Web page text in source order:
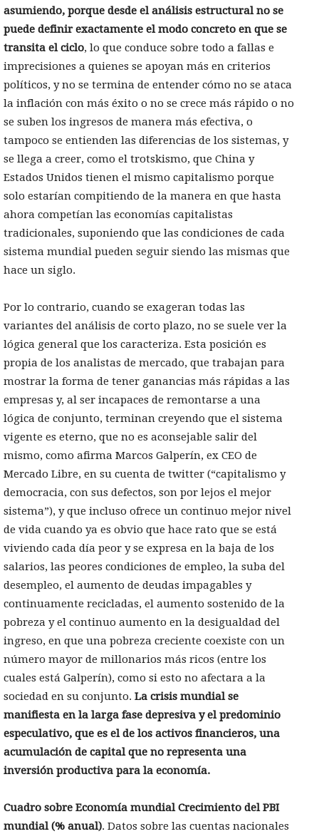
asumiendo, porque desde el análisis estructural no se
puede definir exactamente el modo concreto en que se
transita el ciclo, lo que conduce sobre todo a fallas e
imprecisiones a quienes se apoyan más en criterios
políticos, y no se termina de entender cómo no se ataca
la inflación con más éxito o no se crece más rápido o no
se suben los ingresos de manera más efectiva, o
tampoco se entienden las diferencias de los sistemas, y
se llega a creer, como el trotskismo, que China y
Estados Unidos tienen el mismo capitalismo porque
solo estarían compitiendo de la manera en que hasta
ahora competían las economías capitalistas
tradicionales, suponiendo que las condiciones de cada
sistema mundial pueden seguir siendo las mismas que
hace un siglo.
Por lo contrario, cuando se exageran todas las
variantes del análisis de corto plazo, no se suele ver la
lógica general que los caracteriza. Esta posición es
propia de los analistas de mercado, que trabajan para
mostrar la forma de tener ganancias más rápidas a las
empresas y, al ser incapaces de remontarse a una
lógica de conjunto, terminan creyendo que el sistema
vigente es eterno, que no es aconsejable salir del
mismo, como afirma Marcos Galperín, ex CEO de
Mercado Libre, en su cuenta de twitter (“capitalismo y
democracia, con sus defectos, son por lejos el mejor
sistema”), y que incluso ofrece un continuo mejor nivel
de vida cuando ya es obvio que hace rato que se está
viviendo cada día peor y se expresa en la baja de los
salarios, las peores condiciones de empleo, la suba del
desempleo, el aumento de deudas impagables y
continuamente recicladas, el aumento sostenido de la
pobreza y el continuo aumento en la desigualdad del
ingreso, en que una pobreza creciente coexiste con un
número mayor de millonarios más ricos (entre los
cuales está Galperín), como si esto no afectara a la
sociedad en su conjunto. La crisis mundial se
manifiesta en la larga fase depresiva y el predominio
especulativo, que es el de los activos financieros, una
acumulación de capital que no representa una
inversión productiva para la economía.
Cuadro sobre Economía mundial Crecimiento del PBI
mundial (% anual). Datos sobre las cuentas nacionales